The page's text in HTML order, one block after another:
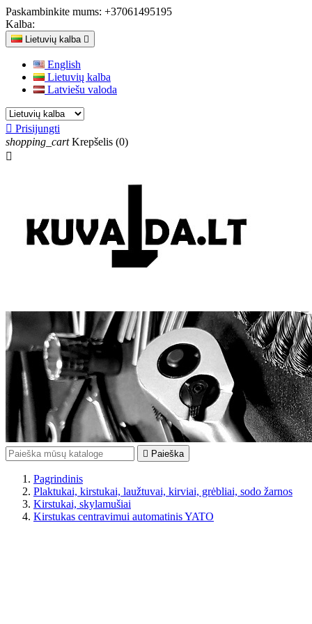
Paskambinkite mums: +37061495195
Kalba:
Lietuvių kalba 
English
Lietuvių kalba
Latviešu valoda
 Prisijungti
shopping_cart Krepšelis (0)

 Paieška
Pagrindinis
Plaktukai, kirstukai, laužtuvai, kirviai, grėbliai, sodo žarnos
Kirstukai, skylamušiai
Kirstukas centravimui automatinis YATO